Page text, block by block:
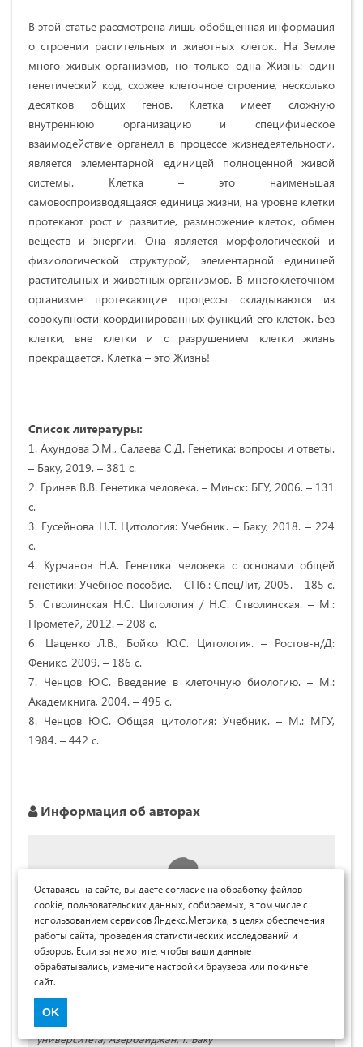
В этой статье рассмотрена лишь обобщенная информация
о строении растительных и животных клеток. На Земле
много живых организмов, но только одна Жизнь: один
генетический код, схожее клеточное строение, несколько
десятков общих генов. Клетка имеет сложную
внутреннюю организацию и специфическое
взаимодействие органелл в процессе жизнедеятельности,
является элементарной единицей полноценной живой
системы. Клетка – это наименьшая
самовоспроизводящаяся единица жизни, на уровне клетки
протекают рост и развитие, размножение клеток, обмен
веществ и энергии. Она является морфологической и
физиологической структурой, элементарной единицей
растительных и животных организмов. В многоклеточном
организме протекающие процессы складываются из
совокупности координированных функций его клеток. Без
клетки, вне клетки и с разрушением клетки жизнь
прекращается. Клетка – это Жизнь!
Список литературы:
1. Ахундова Э.М., Салаева С.Д. Генетика: вопросы и ответы.
– Баку, 2019. – 381 с.
2. Гринев В.В. Генетика человека. – Минск: БГУ, 2006. – 131
с.
3. Гусейнова Н.Т. Цитология: Учебник. – Баку, 2018. – 224
с.
4. Курчанов Н.А. Генетика человека с основами общей
генетики: Учебное пособие. – СПб.: СпецЛит, 2005. – 185 с.
5. Стволинская Н.С. Цитология / Н.С. Стволинская. – М.:
Прометей, 2012. – 208 с.
6. Цаценко Л.В., Бойко Ю.С. Цитология. – Ростов-н/Д:
Феникс, 2009. – 186 с.
7. Ченцов Ю.С. Введение в клеточную биологию. – М.:
Академкнига, 2004. – 495 с.
8. Ченцов Ю.С. Общая цитология: Учебник. – М.: МГУ,
1984. – 442 с.
Информация об авторах
Гусейнова Назакет Таги кызы
канд. биол. наук, доц. кафедры генетики и
эволюционного учения Бакинского государственного
университета, Азербайджан, г. Баку
Оставаясь на сайте, вы даете согласие на обработку файлов
cookie, пользовательских данных, собираемых, в том числе с
использованием сервисов Яндекс.Метрика, в целях обеспечения
работы сайта, проведения статистических исследований и
обзоров. Если вы не хотите, чтобы ваши данные
обрабатывались, измените настройки браузера или покиньте
сайт.
OK